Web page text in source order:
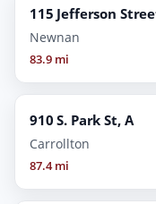
115 Jefferson
Newnan
83.9 mi
910 S. Park St, A
Carrollton
87.4 mi